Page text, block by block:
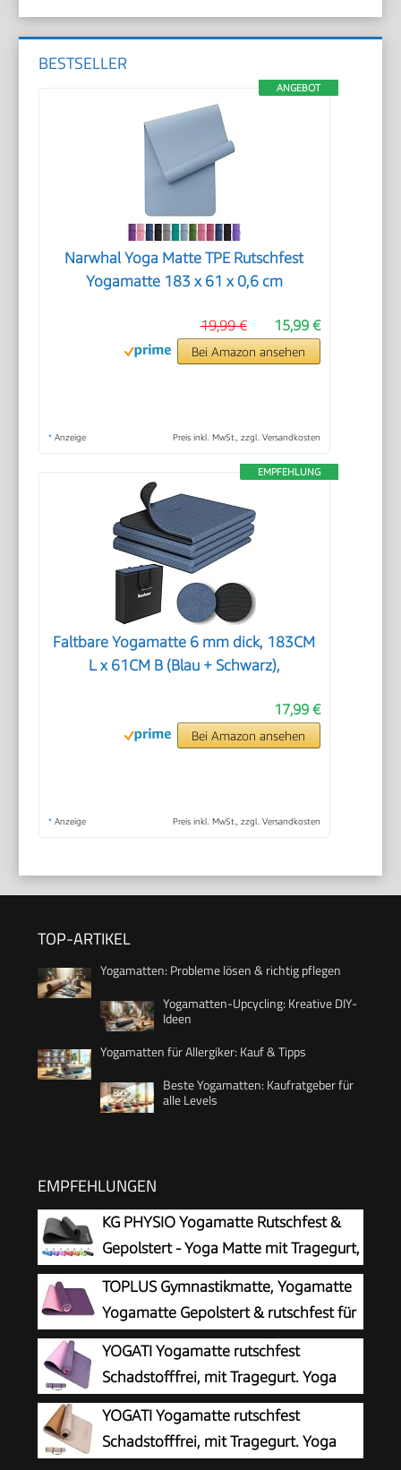
BESTSELLER
ANGEBOT
Narwhal Yoga Matte TPE Rutschfest
Yogamatte 183 x 61 x 0,6 cm
15,99 €
19,99 €
Bei Amazon ansehen
* Anzeige Preis inkl. MwSt., zzgl. Versandkosten
EMPFEHLUNG
Faltbare Yogamatte 6 mm dick, 183CM
L x 61CM B (Blau + Schwarz),
17,99 €
Bei Amazon ansehen
* Anzeige Preis inkl. MwSt., zzgl. Versandkosten
TOP-ARTIKEL
Yogamatten: Probleme lösen & richtig pflegen
Yogamatten-Upcycling: Kreative DIY-
Ideen
Yogamatten für Allergiker: Kauf & Tipps
Beste Yogamatten: Kaufratgeber für
alle Levels
EMPFEHLUNGEN
KG PHYSIO Yogamatte Rutschfest &
Gepolstert - Yoga Matte mit Tragegurt,
Fitnessmatte, Sportmatte Dicke 8mm,
Gymnastikmatte, Gym Matte, Pilates Matte,
Fitness Matte, 183x60cm
TOPLUS Gymnastikmatte, Yogamatte
Yogamatte Gepolstert & rutschfest für
Fitness Pilates & Gymnastik mit
Tragegurt (Lila-Pink)
YOGATI Yogamatte rutschfest
Schadstofffrei, mit Tragegurt. Yoga
Matte mit Ausrichtungslinien für die
Körperhaltung. Ideal als Gymnastikmatte,
Sportmatte, Fitnessmatte, Jogamatte - Yoga
YOGATI Yogamatte rutschfest
Schadstofffrei, mit Tragegurt. Yoga